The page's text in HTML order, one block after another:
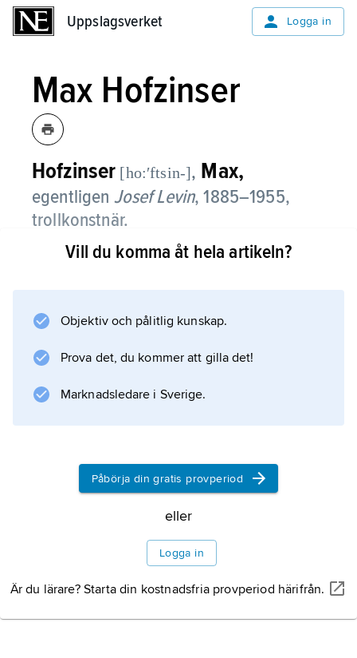
Uppslagsverket Logga in
Max Hofzinser
Hofzinser [ho:ʹftsin-], Max,
egentligen Josef Levin, 1885–1955,
trollkonstnär.
Max Hofzinser utnämndes 1942 av Gustaf V
en av Sveriges populäraste trollkarlar.
Information om artikeln
Vill du komma åt hela artikeln?
Objektiv och pålitlig kunskap.
Prova det, du kommer att gilla det!
Marknadsledare i Sverige.
Påbörja din gratis provperiod
eller
Logga in
Är du lärare? Starta din kostnadsfria provperiod härifrån.